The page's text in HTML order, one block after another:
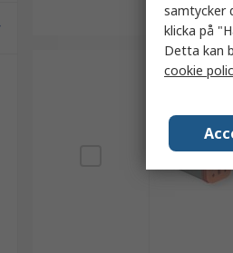
samtycker
klicka på
Detta kan
cookie